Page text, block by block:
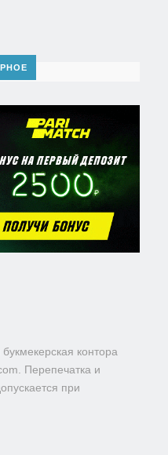
контора
Перепечатка и
при